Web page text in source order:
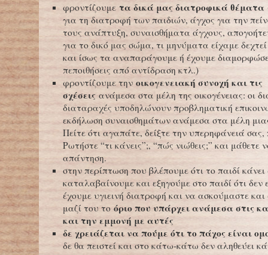
φροντίζουμε τα δικά μας διατροφικά θέματα
για τη διατροφή των παιδιών, άγχος για την
τους ανάπτυξη, συναισθήματα άγχους,
για το δικό μας σώμα, τι μηνύματα είχαμε
και ίσως τα αναπαράγουμε ή έχουμε
πεποιθήσεις από αντίδραση κτλ.)
φροντίζουμε την οικογενειακή συνοχή και τις
σχέσειςανάμεσα στα μέλη της οικογένειας: οι
διαταραχές υποδηλώνουν προβληματική
εκδήλωση συναισθημάτων ανάμεσα στα μέλη
Πείτε ότι αγαπάτε, δείξτε την υπερηφάνειά σας,
Ρωτήστε “τι κάνεις”;, “πώς νιώθεις;” και μάθετε
απάντηση.
στην περίπτωση που βλέπουμε ότι το παιδί κάνει
καταλαβαίνουμε και εξηγούμε στο παιδί ότι δεν
έχουμε υγιεινή διατροφή και να ασκούμαστε
μαζί του το όριο που υπάρχει ανάμεσα στις
και την εμμονή με αυτές
δε χρειάζεται να πούμε ότι το πάχος είναι
δε θα πειστεί και στο κάτω-κάτω δεν αληθεύει